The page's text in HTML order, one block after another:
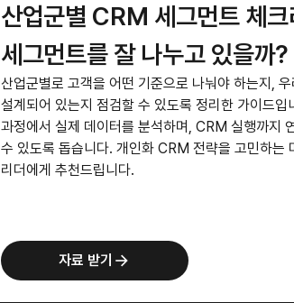
산업군별 CRM 세그먼트 체
세그먼트를 잘 나누고 있을까?
산업군별로 고객을 어떤 기준으로 나눠야 하는지,
설계되어 있는지 점검할 수 있도록 정리한 가이드입
과정에서 실제 데이터를 분석하며, CRM 실행까지
수 있도록 돕습니다. 개인화 CRM 전략을 고민하는
리더에게 추천드립니다.
자료 받기